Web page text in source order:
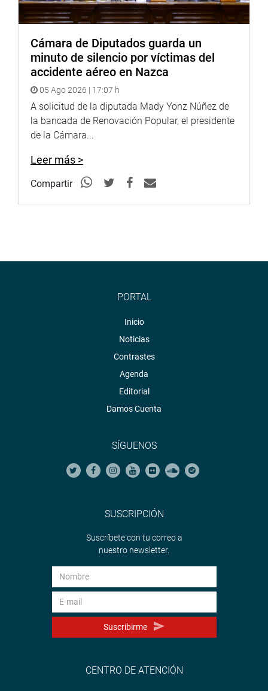
Cámara de Diputados guarda un
minuto de silencio por víctimas del
accidente aéreo en Nazca
05 Ago 2026 | 17:07 h
A solicitud de la diputada Mady Yonz Núñez de
la bancada de Renovación Popular, el presidente
de la Cámara...
Leer más >
Compartir
PORTAL
Inicio
Noticias
Contrastes
Agenda
Editorial
Damos Cuenta
SÍGUENOS
SUSCRIPCIÓN
Suscríbete con tu correo a
nuestro newsletter.
Suscribirme
CENTRO DE ATENCIÓN